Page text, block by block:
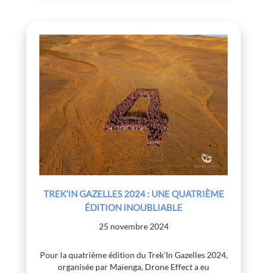
TREK’IN GAZELLES 2024 : UNE QUATRIÈME
ÉDITION INOUBLIABLE
25 novembre 2024
Pour la quatrième édition du Trek’In Gazelles 2024,
organisée par Maïenga, Drone Effect a eu